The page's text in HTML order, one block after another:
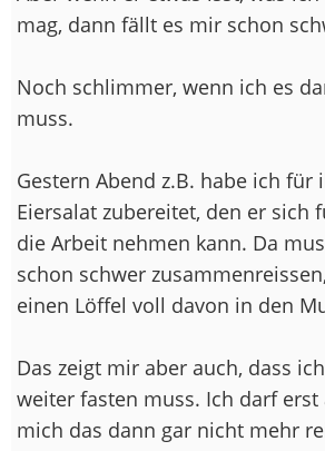
mag, dann fällt es mir schon
Noch schlimmer, wenn ich es
muss.
Gestern Abend z.B. habe ich für
Eiersalat zubereitet, den er sich
die Arbeit nehmen kann. Da
schon schwer
einen Löffel voll davon in den
Das zeigt mir aber auch, dass
weiter fasten muss. Ich darf
mich das dann gar nicht mehr